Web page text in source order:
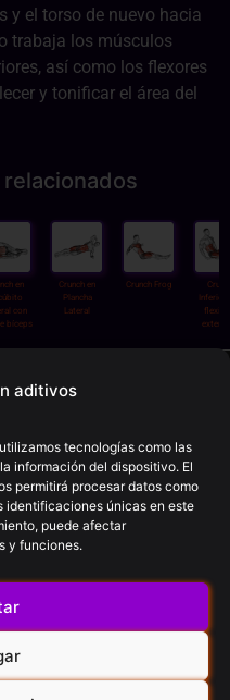
aditivos
tecnologías como las
información del dispositivo. El
permitirá procesar datos como
identificaciones únicas en este
puede afectar
y funciones.
y el torso de nuevo hacia
trabaja los músculos
así como los flexores
y tonificar el área del
en
con
bíceps
Crunch en
Plancha
Lateral
Crunch Frog
Inferior